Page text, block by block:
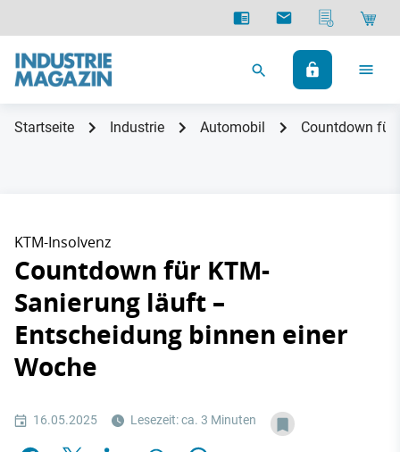
Startseite Industrie Automobil Countdown für
KTM-Insolvenz
Countdown für KTM-
Sanierung läuft –
Entscheidung binnen einer
Woche
16.05.2025 Lesezeit: ca. 3 Minuten